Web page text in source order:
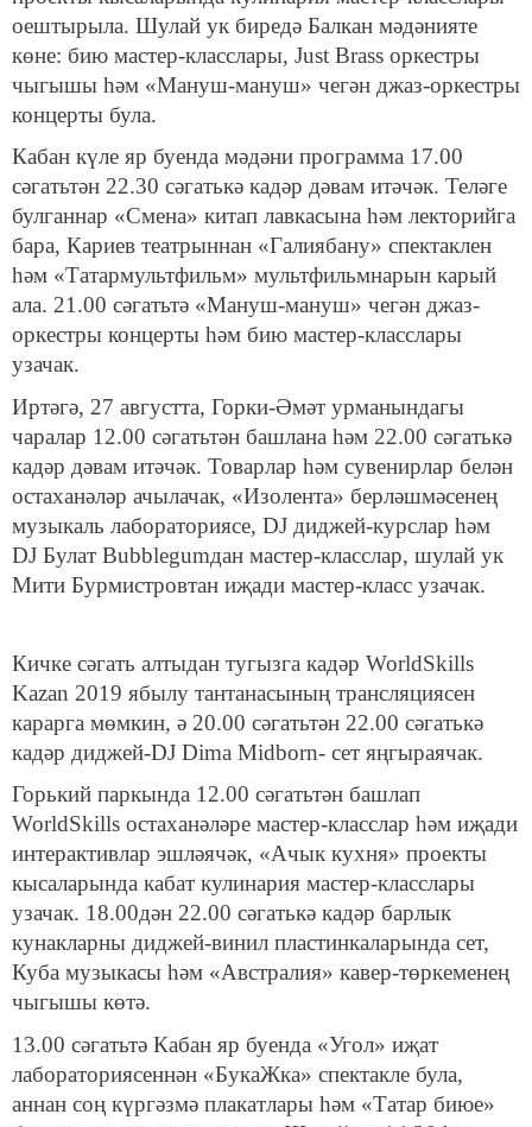
оештырыла. Шулай ук биредә Балкан мәдәнияте
көне: бию мастер-класслары, Just Brass оркестры
чыгышы һәм «Мануш-мануш» чегән джаз-оркестры
концерты була.
Кабан күле яр буенда мәдәни программа 17.00
сәгатьтән 22.30 сәгатькә кадәр дәвам итәчәк. Теләге
булганнар «Смена» китап лавкасына һәм лекторийга
бара, Кариев театрыннан «Галиябану» спектаклен
һәм «Татармультфильм» мультфильмнарын карый
ала. 21.00 сәгатьтә «Мануш-мануш» чегән джаз-
оркестры концерты һәм бию мастер-класслары
узачак.
Иртәгә, 27 августта, Горки-Әмәт урманындагы
чаралар 12.00 сәгатьтән башлана һәм 22.00 сәгатькә
кадәр дәвам итәчәк. Товарлар һәм сувенирлар белән
остаханәләр ачылачак, «Изолента» берләшмәсенең
музыкаль лабораториясе, DJ диджей-курслар һәм
DJ Булат Bubblegumдан мастер-класслар, шулай ук
Мити Бурмистровтан иҗади мастер-класс узачак.
Кичке сәгать алтыдан тугызга кадәр WorldSkills
Kazan 2019 ябылу тантанасының трансляциясен
карарга мөмкин, ә 20.00 сәгатьтән 22.00 сәгатькә
кадәр диджей-DJ Dima Midborn- сет яңгыраячак.
Горький паркында 12.00 сәгатьтән башлап
WorldSkills остаханәләре мастер-класслар һәм иҗади
интерактивлар эшләячәк, «Ачык кухня» проекты
кысаларында кабат кулинария мастер-класслары
узачак. 18.00дән 22.00 сәгатькә кадәр барлык
кунакларны диджей-винил пластинкаларында сет,
Куба музыкасы һәм «Австралия» кавер-төркеменең
чыгышы көтә.
13.00 сәгатьтә Кабан яр буенда «Угол» иҗат
лабораториясеннән «БукаЖка» спектакле була,
аннан соң күргәзмә плакатлары һәм «Татар биюе»